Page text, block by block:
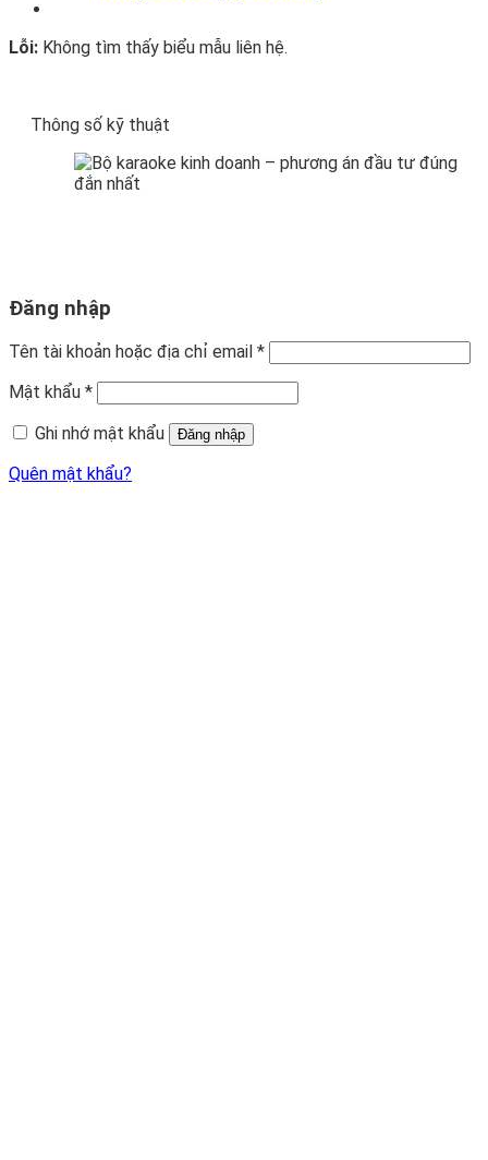
Lỗi: Không tìm thấy biểu mẫu liên hệ.
Thông số kỹ thuật
Đăng nhập
Tên tài khoản hoặc địa chỉ email *
Mật khẩu *
Ghi nhớ mật khẩu
Đăng nhập
Quên mật khẩu?